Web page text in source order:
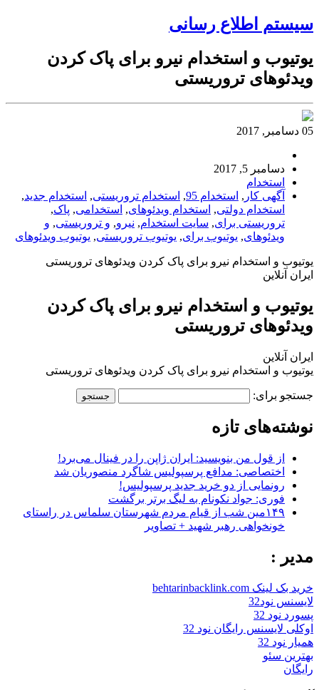
سیستم اطلاع رسانی
یوتیوب و استخدام نیرو برای پاک کردن
ویدئوهای تروریستی
05 دسامبر, 2017
دسامبر 5, 2017
استخدام
آگهی کار , استخدام 95 , استخدام تروریستی, استخدام جدید,
استخدام دولتی, استخدام ویدئوهای, استخدامی, پاک,
تروریستی برای, سایت استخدام, نیرو, و تروریستی, و
ویدئوهای, یوتیوب برای, یوتیوب تروریستی, یوتیوب ویدئوهای
یوتیوب و استخدام نیرو برای پاک کردن ویدئوهای تروریستی
ایران آنلاین
یوتیوب و استخدام نیرو برای پاک کردن
ویدئوهای تروریستی
ایران آنلاین
یوتیوب و استخدام نیرو برای پاک کردن ویدئوهای تروریستی
جستجو برای:
نوشته‌های تازه
از قول من بنویسید: ایران ژاپن را در فینال می‌برد!
اختصاصی: مدافع پرسپولیس شاگرد منصوریان شد
رونمایی از دو خرید جدید پرسپولیس!
فوری: جواد نکونام به لیگ برتر برگشت
۱۴۹مین شب از قیام مردم شهرستان سلماس در راستای
خونخواهی رهبر شهید + تصاویر
مدیر :
خرید بک لینک behtarinbacklink.com
لایسنس نود32
پسورد نود 32
اوکلی لایسنس رایگان نود 32
همیار نود 32
بهترین سئو
رایگان